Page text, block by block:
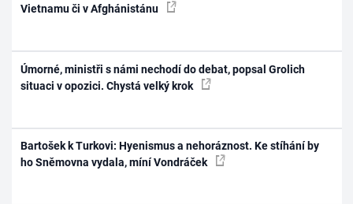
Vietnamu či v Afghánistánu
Úmorné, ministři s námi nechodí do debat, popsal Grolich
situaci v opozici. Chystá velký krok
Bartošek k Turkovi: Hyenismus a nehoráznost. Ke stíhání by
ho Sněmovna vydala, míní Vondráček